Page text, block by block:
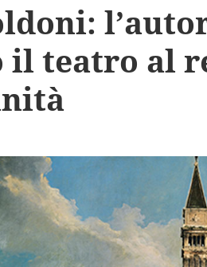
teatro al